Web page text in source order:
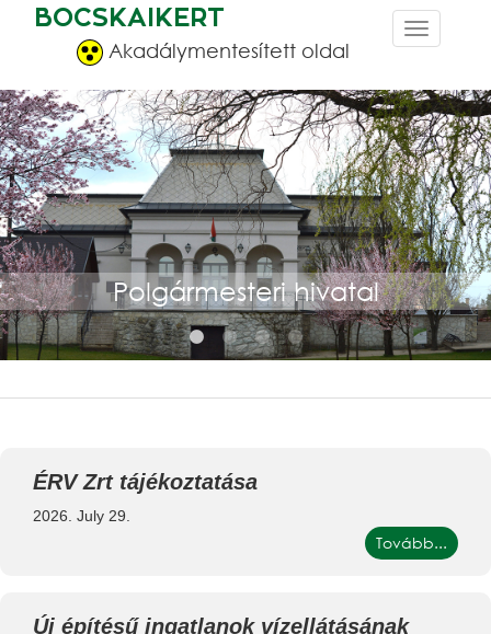
BOCSKAIKERT
Akadálymentesített oldal
Polgármesteri hivatal
ÉRV Zrt tájékoztatása
2026. July 29.
Tovább...
Új építésű ingatlanok vízellátásának